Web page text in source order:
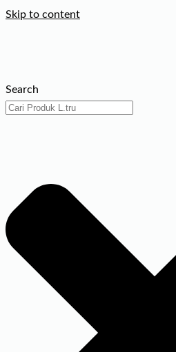
Skip to content
Search